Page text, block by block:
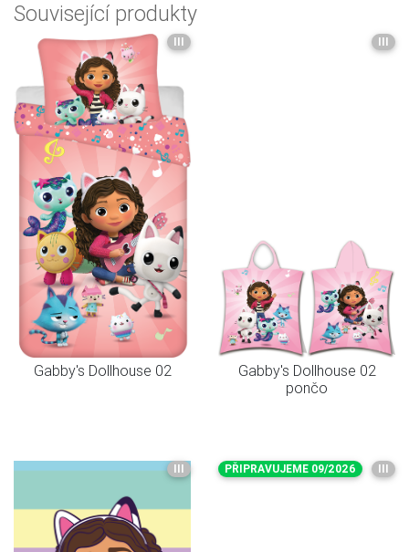
Související produkty
III
Gabby's Dollhouse 02
III
Gabby's Dollhouse 02
pončo
III PŘIPRAVUJEME 09/2026 III